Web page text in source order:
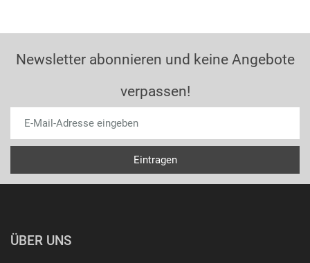
Newsletter abonnieren und keine Angebote
verpassen!
ÜBER UNS